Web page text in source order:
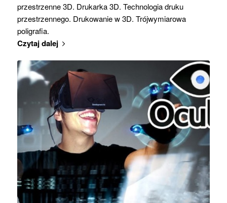
przestrzenne 3D. Drukarka 3D. Technologia druku
przestrzennego. Drukowanie w 3D. Trójwymiarowa
poligrafia.
Czytaj dalej